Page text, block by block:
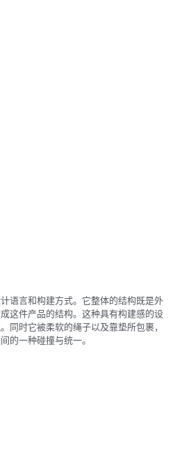
语言和构建方式。它整体的结构既是外
这件产品的结构。这种具有构建感的设
同时它被柔软的绳子以及靠垫所包裹，
的一种碰撞与统一。